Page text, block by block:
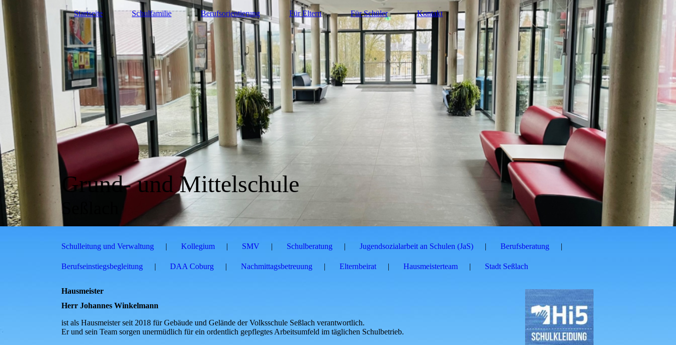
Startseite Schulfamilie Berufsorientierung Für Eltern Für Schüler Kontakt
Grund- und Mittelschule
Seßlach
Schulleitung und Verwaltung Kollegium SMV Schulberatung Jugendsozialarbeit an Schulen (JaS) Berufsberatung
Berufseinstiegsbegleitung DAA Coburg Nachmittagsbetreuung Elternbeirat Hausmeisterteam Stadt Seßlach
Hausmeister
Herr Johannes Winkelmann
ist als Hausmeister seit 2018 für Gebäude und Gelände der Volksschule Seßlach verantwortlich.
Er und sein Team sorgen unermüdlich für ein ordentlich gepflegtes Arbeitsumfeld im täglichen Schulbetrieb.